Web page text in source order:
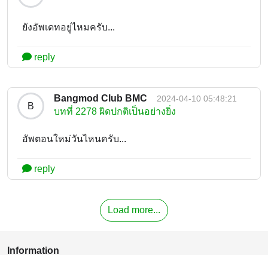
ยังอัพเดทอยู่ไหมครับ...
reply
B
Bangmod Club BMC 2024-04-10 05:48:21
บทที่ 2278 ผิดปกติเป็นอย่างยิ่ง
อัพตอนใหม่วันไหนครับ...
reply
Load more...
Information